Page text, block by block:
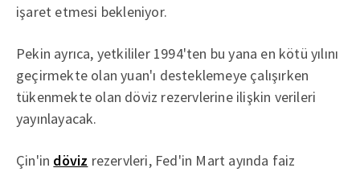
işaret etmesi bekleniyor.
Pekin ayrıca, yetkililer 1994'ten bu yana en kötü yılını
geçirmekte olan yuan'ı desteklemeye çalışırken
tükenmekte olan döviz rezervlerine ilişkin verileri
yayınlayacak.
Çin'in döviz rezervleri, Fed'in Mart ayında faiz